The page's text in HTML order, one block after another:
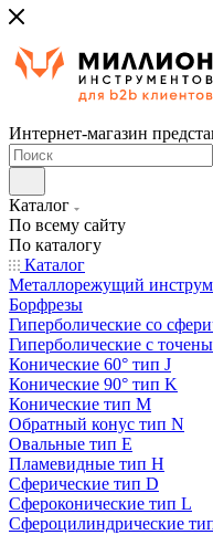
Интернет-магазин
Каталог
По всему сайту
По каталогу
Каталог
Металлорежущий
Борфрезы
Гиперболические cо
Гиперболические с
Конические 60° тип J
Конические 90° тип K
Конические тип M
Обратный конус тип N
Овальные тип E
Пламевидные тип H
Сферические тип D
Сфероконические тип L
Сфероцилиндрические